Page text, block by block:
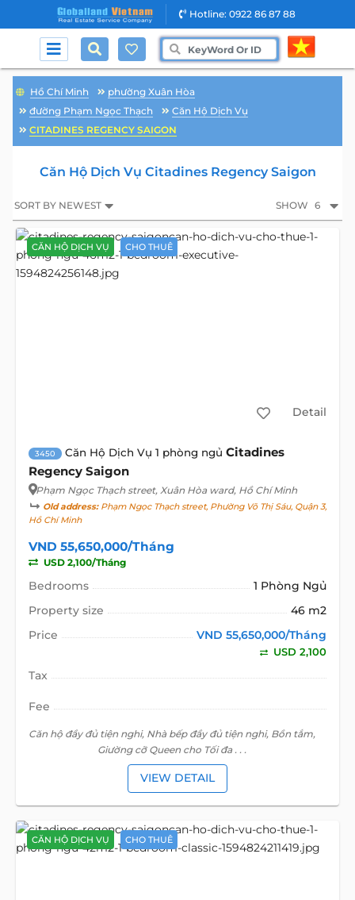
Hotline: 0922 86 87 88
Hồ Chí Minh
phường Xuân Hòa
đường Phạm Ngọc Thạch
Căn Hộ Dịch Vụ
CITADINES REGENCY SAIGON
Căn Hộ Dịch Vụ Citadines Regency Saigon
SORT BY NEWEST SHOW 6
CĂN HỘ DỊCH VỤ CHO THUÊ
Detail
3450 Căn Hộ Dịch Vụ 1 phòng ngủ Citadines
Regency Saigon
Phạm Ngọc Thạch street, Xuân Hòa ward, Hồ Chí Minh
Old address:Phạm Ngọc Thạch street, Phường Võ Thị Sáu, Quận 3,
Hồ Chí Minh
VND 55,650,000/Tháng
USD 2,100/Tháng
Bedrooms
1 Phòng Ngủ
Property size
46 m2
Price
VND 55,650,000/Tháng
USD 2,100
Tax
Fee
Căn hộ đầy đủ tiện nghi, Nhà bếp đầy đủ tiện nghi, Bồn tắm,
Giường cỡ Queen cho Tối đa . . .
VIEW DETAIL
CĂN HỘ DỊCH VỤ CHO THUÊ